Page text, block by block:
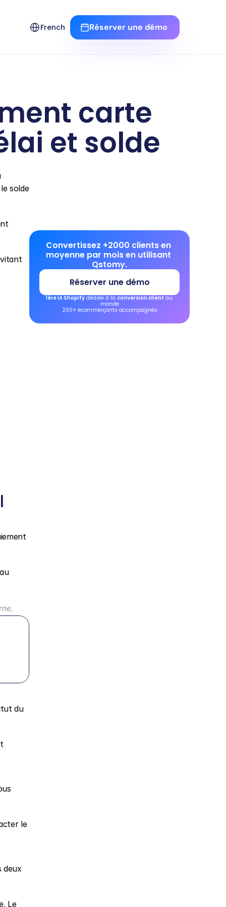
Select Language
French Réserver une démo
carte
et solde
solde
du
le
deux
Le
Convertissez +2000 clients en
moyenne par mois en utilisant
Qstomy.
Réserver une démo
1ère IA Shopify dédiée à la conversion client au
monde
200+ ecommerçants accompagnés